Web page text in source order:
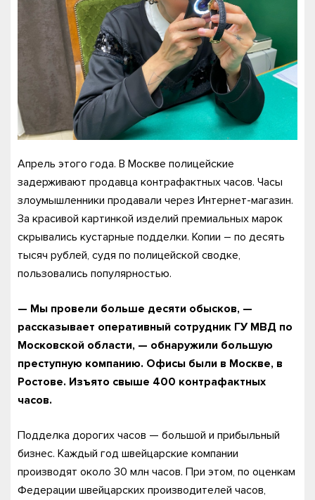
Апрель этого года. В Москве полицейские
задерживают продавца контрафактных часов. Часы
злоумышленники продавали через Интернет-магазин.
За красивой картинкой изделий премиальных марок
скрывались кустарные подделки. Копии – по десять
тысяч рублей, судя по полицейской сводке,
пользовались популярностью.
— Мы провели больше десяти обысков, —
рассказывает оперативный сотрудник ГУ МВД по
Московской области, — обнаружили большую
преступную компанию. Офисы были в Москве, в
Ростове. Изъято свыше 400 контрафактных
часов.
Подделка дорогих часов — большой и прибыльный
бизнес. Каждый год швейцарские компании
производят около 30 млн часов. При этом, по оценкам
Федерации швейцарских производителей часов,